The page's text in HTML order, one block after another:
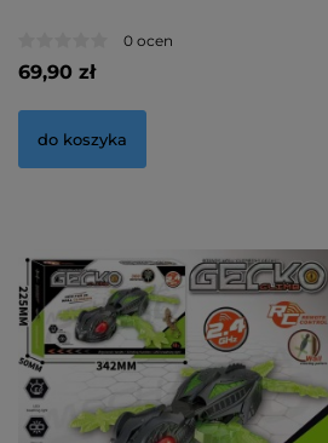
0 ocen
69,90 zł
do koszyka